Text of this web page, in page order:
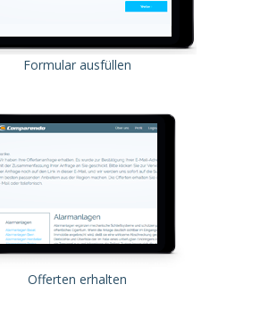
Formular ausfüllen
Offerten erhalten